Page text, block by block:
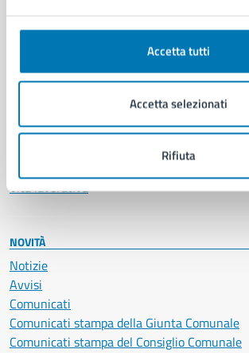
Accetta tutti
Accetta selezionati
Rifiuta
Autorizzazioni
Documenti e certificati
Giustizia e sicurezza pubblica
Imprese e commercio
Salute, benessere e assistenza
Vita lavorativa
NOVITÀ
Notizie
Avvisi
Comunicati
Comunicati stampa della Giunta Comunale
Comunicati stampa del Consiglio Comunale